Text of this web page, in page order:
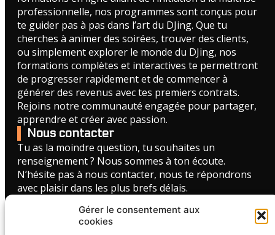
Gérer le consentement aux
cookies
professionnelle, nos programmes sont conçus pour
te guider pas à pas dans l’art du DJing. Que tu
cherches à animer des soirées, trouver des clients,
ou simplement explorer le monde du DJing, nos
formations complètes et interactives te permettront
de progresser rapidement et de commencer à
générer des revenus avec tes premiers contrats.
Rejoins notre communauté engagée pour partager,
apprendre et créer avec passion.
Nous contacter
Tu as la moindre question, tu souhaites un
renseignement ? Nous sommes à ton écoute.
N’hésite pas à nous contacter, nous te répondrons
avec plaisir dans les plus brefs délais.
FORMULAIRE DE CONTACT